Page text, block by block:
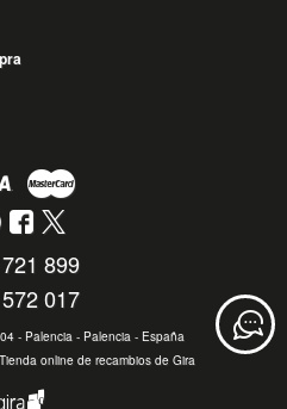
899
017
- Palencia - Palencia - España
Tienda online de recambios de Gira